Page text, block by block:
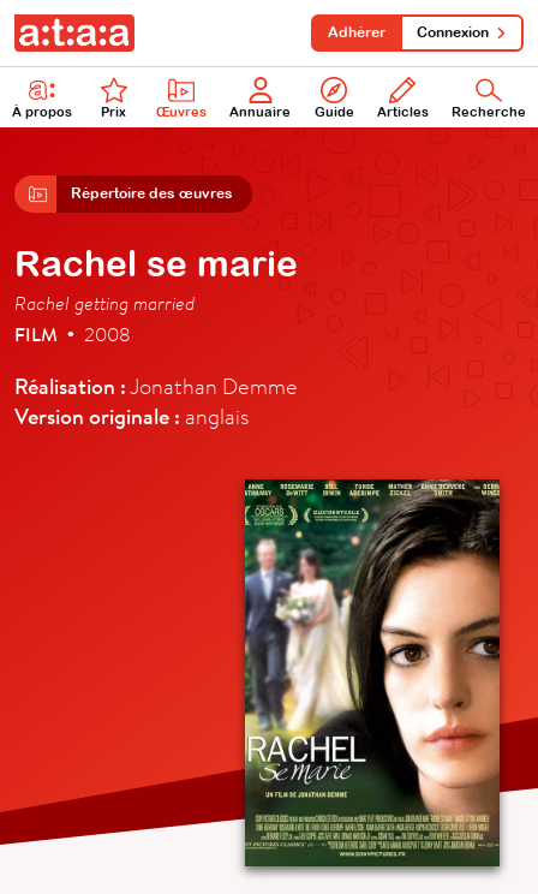
À propos Prix Œuvres Annuaire Guide Articles Recherche
Adhérer Connexion
Répertoire des œuvres
Rachel se marie
Rachel getting married
FILM • 2008
Réalisation :Jonathan Demme
Version originale : anglais